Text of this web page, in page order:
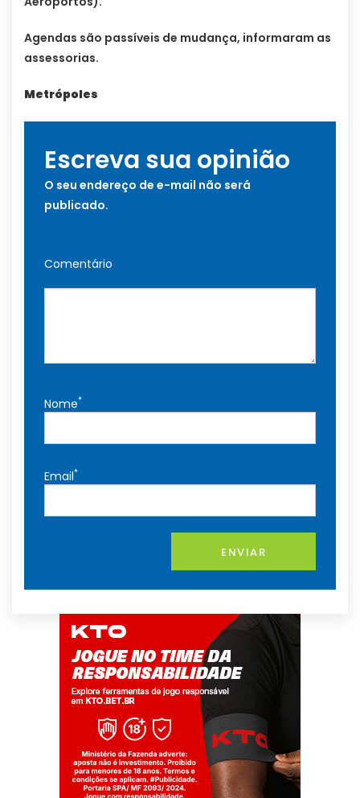
Agendas são passíveis de mudança, informaram as
assessorias.
Metrópoles
Escreva sua opinião
O seu endereço de e-mail não será
publicado.
Comentário
Nome*
Email*
ENVIAR